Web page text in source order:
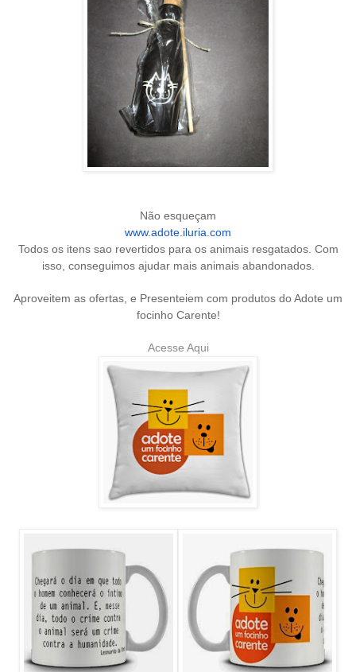
Não esqueçam
www.adote.iluria.com
Todos os itens sao revertidos para os animais resgatados. Com
isso, conseguimos ajudar mais animais abandonados.
Aproveitem as ofertas, e Presenteiem com produtos do Adote um
focinho Carente!
Acesse Aqui